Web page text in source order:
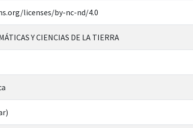
licenses/by-nc-nd/4.0
Y CIENCIAS DE LA TIERRA